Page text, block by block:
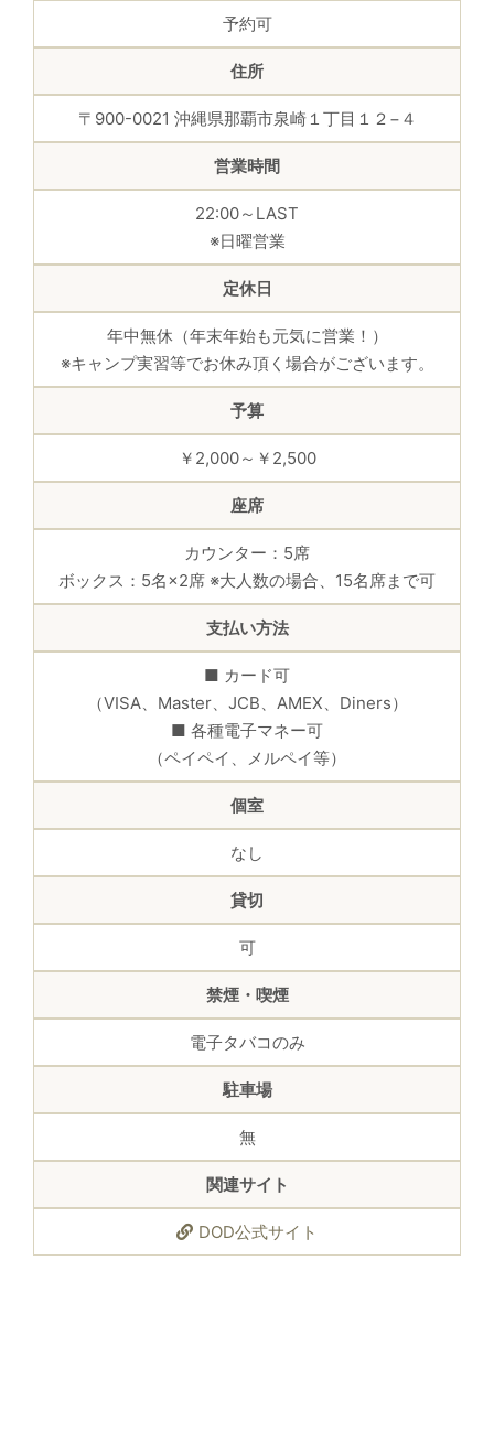
予約可
住所
〒900-0021 沖縄県那覇市泉崎１丁目１２−４
営業時間
22:00～LAST
※日曜営業
定休日
年中無休（年末年始も元気に営業！）
※キャンプ実習等でお休み頂く場合がございます。
予算
￥2,000～￥2,500
座席
カウンター：5席
ボックス：5名×2席 ※大人数の場合、15名席まで可
支払い方法
■ カード可
（VISA、Master、JCB、AMEX、Diners）
■ 各種電子マネー可
（ペイペイ、メルペイ等）
個室
なし
貸切
可
禁煙・喫煙
電子タバコのみ
駐車場
無
関連サイト
DOD公式サイト